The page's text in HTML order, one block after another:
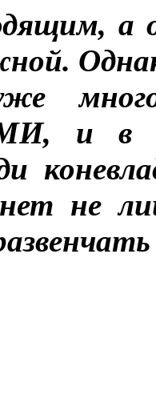
а
и в
не